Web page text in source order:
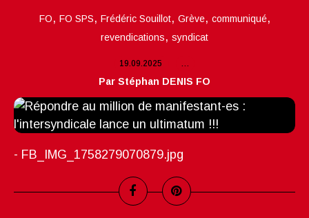
FO, FO SPS, Frédéric Souillot, Grève, communiqué,
revendications, syndicat
19.09.2025 …
Par Stéphan DENIS FO
- FB_IMG_1758279070879.jpg